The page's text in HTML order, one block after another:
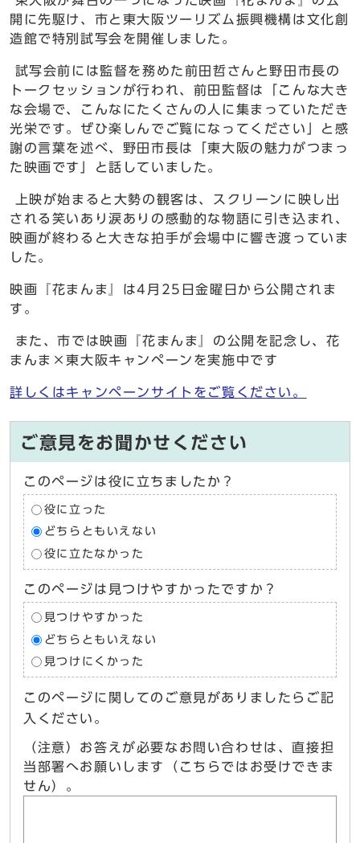
開に先駆け、市と東大阪ツーリズム振興機構は文化創
造館で特別試写会を開催しました。
試写会前には監督を務めた前田哲さんと野田市長の
トークセッションが行われ、前田監督は「こんな大き
な会場で、こんなにたくさんの人に集まっていただき
光栄です。ぜひ楽しんでご覧になってください」と感
謝の言葉を述べ、野田市長は「東大阪の魅力がつまっ
た映画です」と話していました。
上映が始まると大勢の観客は、スクリーンに映し出
される笑いあり涙ありの感動的な物語に引き込まれ、
映画が終わると大きな拍手が会場中に響き渡っていま
した。
映画『花まんま』は4月25日金曜日から公開されま
す。
また、市では映画『花まんま』の公開を記念し、花
まんま×東大阪キャンペーンを実施中です
詳しくはキャンペーンサイトをご覧ください。
ご意見をお聞かせください
このページは役に立ちましたか？
役に立った
どちらともいえない
役に立たなかった
このページは見つけやすかったですか？
見つけやすかった
どちらともいえない
見つけにくかった
このページに関してのご意見がありましたらご記
入ください。
（注意）お答えが必要なお問い合わせは、直接担
当部署へお願いします（こちらではお受けできま
せん）。